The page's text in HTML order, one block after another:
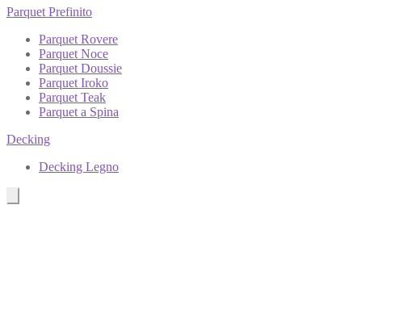
Parquet Prefinito
Parquet Rovere
Parquet Noce
Parquet Doussie
Parquet Iroko
Parquet Teak
Parquet a Spina
Decking
Decking Legno